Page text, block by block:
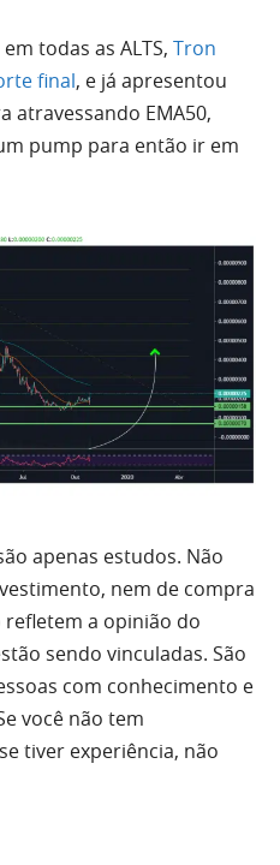
todas as ALTS, Tron
final, e já apresentou
atravessando EMA50,
pump para então ir em
apenas estudos. Não
nem de compra
refletem a opinião do
sendo vinculadas. São
com conhecimento e
você não tem
tiver experiência, não